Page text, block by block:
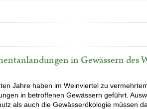
in Gewässern des
Jahre haben im Weinviertel zu
in betroffenen Gewässern geführt.
als auch die Gewässerökologie müssen